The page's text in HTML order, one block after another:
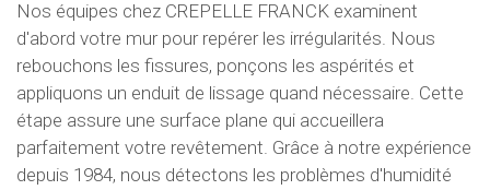
Nos équipes chez CREPELLE FRANCK examinent
d'abord votre mur pour repérer les irrégularités. Nous
rebouchons les fissures, ponçons les aspérités et
appliquons un enduit de lissage quand nécessaire. Cette
étape assure une surface plane qui accueillera
parfaitement votre revêtement. Grâce à notre expérience
depuis 1984, nous détectons les problèmes d'humidité